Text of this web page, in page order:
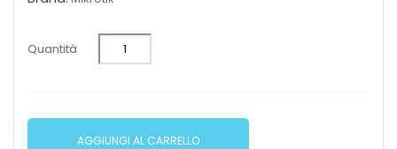
Quantità
AGGIUNGI AL CARRELLO